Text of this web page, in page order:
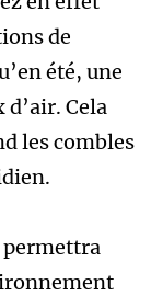
de
été, une
Cela
les combles